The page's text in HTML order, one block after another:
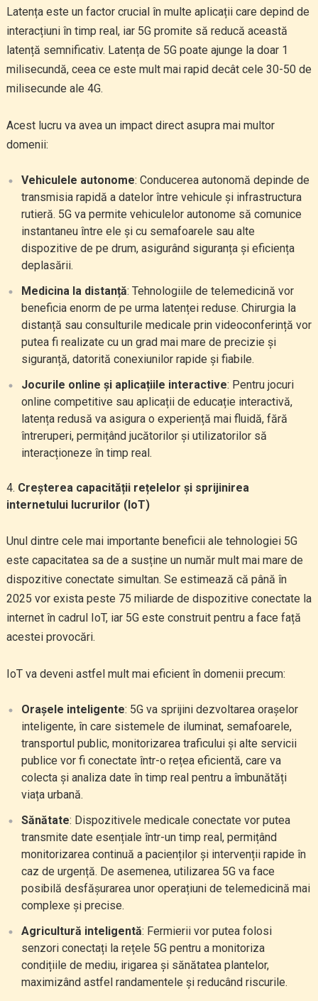
Latența este un factor crucial în multe aplicații care depind de
interacțiuni în timp real, iar 5G promite să reducă această
latență semnificativ. Latența de 5G poate ajunge la doar 1
milisecundă, ceea ce este mult mai rapid decât cele 30-50 de
milisecunde ale 4G.
Acest lucru va avea un impact direct asupra mai multor
domenii:
Vehiculele autonome: Conducerea autonomă depinde de
transmisia rapidă a datelor între vehicule și infrastructura
rutieră. 5G va permite vehiculelor autonome să comunice
instantaneu între ele și cu semafoarele sau alte
dispozitive de pe drum, asigurând siguranța și eficiența
deplasării.
Medicina la distanță: Tehnologiile de telemedicină vor
beneficia enorm de pe urma latenței reduse. Chirurgia la
distanță sau consulturile medicale prin videoconferință vor
putea fi realizate cu un grad mai mare de precizie și
siguranță, datorită conexiunilor rapide și fiabile.
Jocurile online și aplicațiile interactive: Pentru jocuri
online competitive sau aplicații de educație interactivă,
latența redusă va asigura o experiență mai fluidă, fără
întreruperi, permițând jucătorilor și utilizatorilor să
interacționeze în timp real.
Creșterea capacității rețelelor și sprijinirea
internetului lucrurilor (IoT)
Unul dintre cele mai importante beneficii ale tehnologiei 5G
este capacitatea sa de a susține un număr mult mai mare de
dispozitive conectate simultan. Se estimează că până în
2025 vor exista peste 75 miliarde de dispozitive conectate la
internet în cadrul IoT, iar 5G este construit pentru a face față
acestei provocări.
IoT va deveni astfel mult mai eficient în domenii precum:
Orașele inteligente: 5G va sprijini dezvoltarea orașelor
inteligente, în care sistemele de iluminat, semafoarele,
transportul public, monitorizarea traficului și alte servicii
publice vor fi conectate într-o rețea eficientă, care va
colecta și analiza date în timp real pentru a îmbunătăți
viața urbană.
Sănătate: Dispozitivele medicale conectate vor putea
transmite date esențiale într-un timp real, permițând
monitorizarea continuă a pacienților și intervenții rapide în
caz de urgență. De asemenea, utilizarea 5G va face
posibilă desfășurarea unor operațiuni de telemedicină mai
complexe și precise.
Agricultură inteligentă: Fermierii vor putea folosi
senzori conectați la rețele 5G pentru a monitoriza
condițiile de mediu, irigarea și sănătatea plantelor,
maximizând astfel randamentele și reducând riscurile.